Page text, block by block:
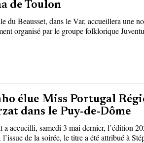
de Toulon
du Beausset, dans le Var, accueillera une
organisé par le groupe folklorique
élue Miss Portugal
dans le Puy-de-Dôme
accueilli, samedi 3 mai dernier, l’édition
de la soirée, le titre a été attribué à